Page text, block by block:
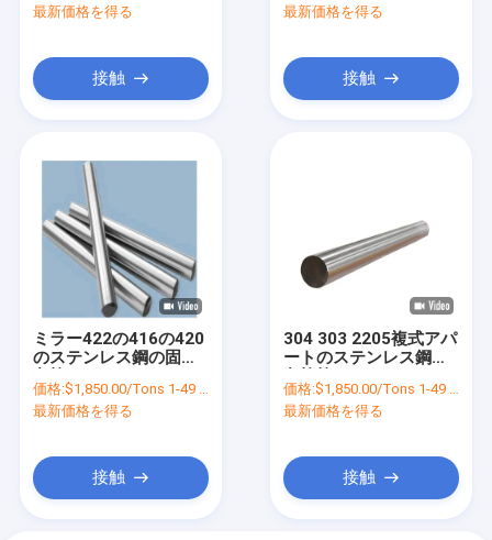
最新価格を得る
接触
最新価格を得る
接触
ミラー422の416の420
のステンレス鋼の固体
4K 6K 8Kを磨いた
価格:$1,850.00/Tons 1-49 Tons
最新価格を得る
接触
304 303 2205複式アパ
ートのステンレス鋼の
価格:$1,850.00/Tons 1-49 Tons
最新価格を得る
接触